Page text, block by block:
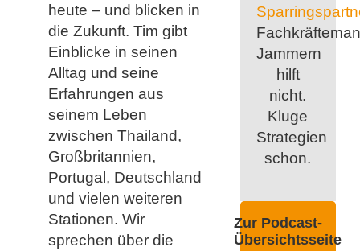
heute – und blicken in
die Zukunft. Tim gibt
Einblicke in seinen
Alltag und seine
Erfahrungen aus
seinem Leben
zwischen Thailand,
Großbritannien,
Portugal, Deutschland
und vielen weiteren
Stationen. Wir
sprechen über die
Jammern
hilft
nicht.
Kluge
Strategien
schon.
Zur Podcast-
Übersichtsseite